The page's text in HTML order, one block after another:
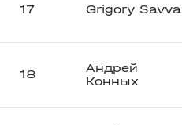
17 Grigory Savva
18
Андрей
Конных